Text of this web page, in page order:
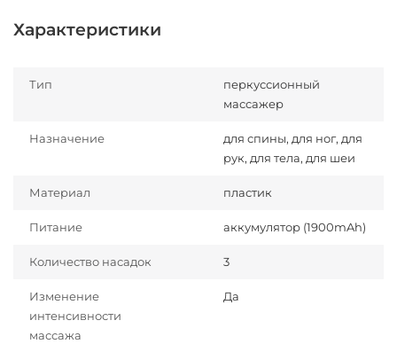
Характеристики
Тип
перкуссионный
массажер
Назначение
для спины, для ног, для
рук, для тела, для шеи
Материал пластик
Питание аккумулятор (1900mAh)
Количество насадок 3
Изменение
интенсивности
массажа
Да